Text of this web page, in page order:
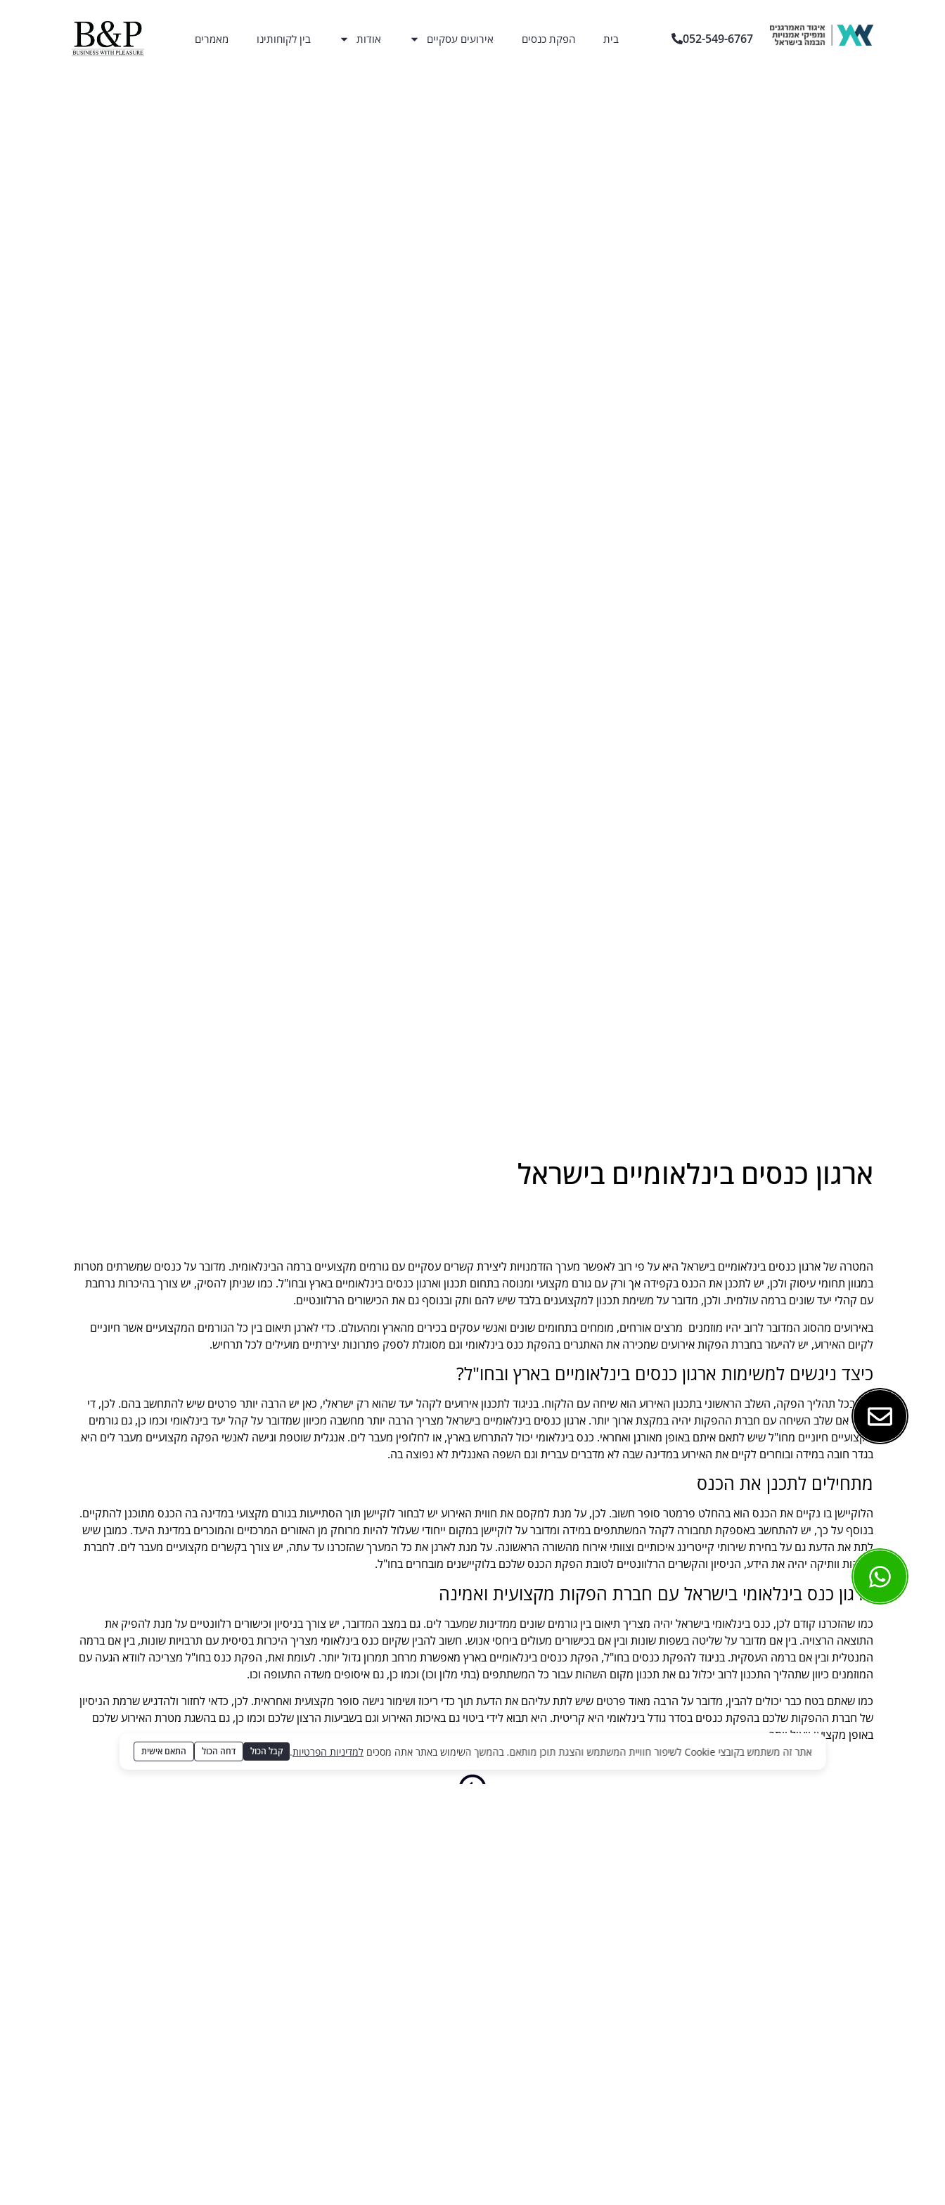
052-549-6767 בית הפקת כנסים אירועים עסקיים אודות בין לקוחותינו מאמרים
ארגון כנסים בינלאומיים בישראל
המטרה של ארגון כנסים בינלאומיים בישראל היא על פי רוב לאפשר מערך הזדמנויות ליצירת קשרים עסקיים עם גורמים מקצועיים ברמה הבינלאומית. מדובר על כנסים שמשרתים מטרות
במגוון תחומי עיסוק ולכן, יש לתכנן את הכנס בקפידה אך ורק עם גורם מקצועי ומנוסה בתחום תכנון וארגון כנסים בינלאומיים בארץ ובחו"ל. כמו שניתן להסיק, יש צורך בהיכרות נרחבת
עם קהלי יעד שונים ברמה עולמית. ולכן, מדובר על משימת תכנון למקצוענים בלבד שיש להם ותק ובנוסף גם את הכישורים הרלוונטיים.
באירועים מהסוג המדובר לרוב יהיו מוזמנים מרצים אורחים, מומחים בתחומים שונים ואנשי עסקים בכירים מהארץ ומהעולם. כדי לארגן תיאום בין כל הגורמים המקצועיים אשר חיוניים
לקיום האירוע, יש להיעזר בחברת הפקות אירועים שמכירה את האתגרים בהפקת כנס בינלאומי וגם מסוגלת לספק פתרונות יצירתיים מועילים לכל תרחיש.
כיצד ניגשים למשימות ארגון כנסים בינלאומיים בארץ ובחו"ל?
כמו בכל תהליך הפקה, השלב הראשוני בתכנון האירוע הוא שיחה עם הלקוח. בניגוד לתכנון אירועים לקהל יעד שהוא רק ישראלי, כאן יש הרבה יותר פרטים שיש להתחשב בהם. לכן, די
טבעי אם שלב השיחה עם חברת ההפקות יהיה במקצת ארוך יותר. ארגון כנסים בינלאומיים בישראל מצריך הרבה יותר מחשבה מכיוון שמדובר על קהל יעד בינלאומי וכמו כן, גם גורמים
מקצועיים חיוניים מחו"ל שיש לתאם איתם באופן מאורגן ואחראי. כנס בינלאומי יכול להתרחש בארץ, או לחלופין מעבר לים. אנגלית שוטפת וגישה לאנשי הפקה מקצועיים מעבר לים היא
בגדר חובה במידה ובוחרים לקיים את האירוע במדינה שבה לא מדברים עברית וגם השפה האנגלית לא נפוצה בה.
מתחילים לתכנן את הכנס
הלוקיישן בו נקיים את הכנס הוא בהחלט פרמטר סופר חשוב. לכן, על מנת למקסם את חווית האירוע יש לבחור לוקיישן תוך הסתייעות בגורם מקצועי במדינה בה הכנס מתוכנן להתקיים.
בנוסף על כך, יש להתחשב באספקת תחבורה לקהל המשתתפים במידה ומדובר על לוקיישן במקום ייחודי שעלול להיות מרוחק מן האזורים המרכזיים והמוכרים במדינת היעד. כמובן שיש
לתת את הדעת גם על בחירת שירותי קייטרינג איכותיים וצוותי אירוח מהשורה הראשונה. על מנת לארגן את כל המערך שהזכרנו עד עתה, יש צורך בקשרים מקצועיים מעבר לים. לחברת
הפקות וותיקה יהיה את הידע, הניסיון והקשרים הרלוונטיים לטובת הפקת הכנס שלכם בלוקיישנים מובחרים בחו"ל.
ארגון כנס בינלאומי בישראל עם חברת הפקות מקצועית ואמינה
כמו שהזכרנו קודם לכן, כנס בינלאומי בישראל יהיה מצריך תיאום בין גורמים שונים ממדינות שמעבר לים. גם במצב המדובר, יש צורך בניסיון וכישורים רלוונטיים על מנת להפיק את
התוצאה הרצויה. בין אם מדובר על שליטה בשפות שונות ובין אם בכישורים מעולים ביחסי אנוש. חשוב להבין שקיום כנס בינלאומי מצריך היכרות בסיסית עם תרבויות שונות, בין אם ברמה
המנטלית ובין אם ברמה העסקית. בניגוד להפקת כנסים בחו"ל, הפקת כנסים בינלאומיים בארץ מאפשרת מרחב תמרון גדול יותר. לעומת זאת, הפקת כנס בחו"ל מצריכה לוודא הגעה עם
המוזמנים כיוון שתהליך התכנון לרוב יכלול גם את תכנון מקום השהות עבור כל המשתתפים (בתי מלון וכו) וכמו כן, גם איסופים משדה התעופה וכו.
כמו שאתם בטח כבר יכולים להבין, מדובר על הרבה מאוד פרטים שיש לתת עליהם את הדעת תוך כדי ריכוז ושימור גישה סופר מקצועית ואחראית. לכן, כדאי לחזור ולהדגיש שרמת הניסיון
של חברת ההפקות שלכם בהפקת כנסים בסדר גודל בינלאומי היא קריטית. היא תבוא לידי ביטוי גם באיכות האירוע וגם בשביעות הרצון שלכם וכמו כן, גם בהשגת מטרת האירוע שלכם
באופן מקצועי ויעיל יותר.
אתר זה משתמש בקובצי Cookie לשיפור חוויית המשתמש והצגת תוכן מותאם. בהמשך השימוש באתר אתה מסכים למדיניות הפרטיות. קבל הכול דחה הכול התאם אישית